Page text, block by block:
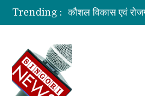
Trending :
दुःखदः वाहन